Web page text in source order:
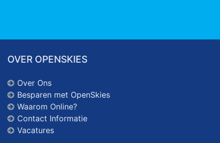
OVER OPENSKIES
Over Ons
Besparen met OpenSkies
Waarom Online?
Contact Informatie
Vacatures